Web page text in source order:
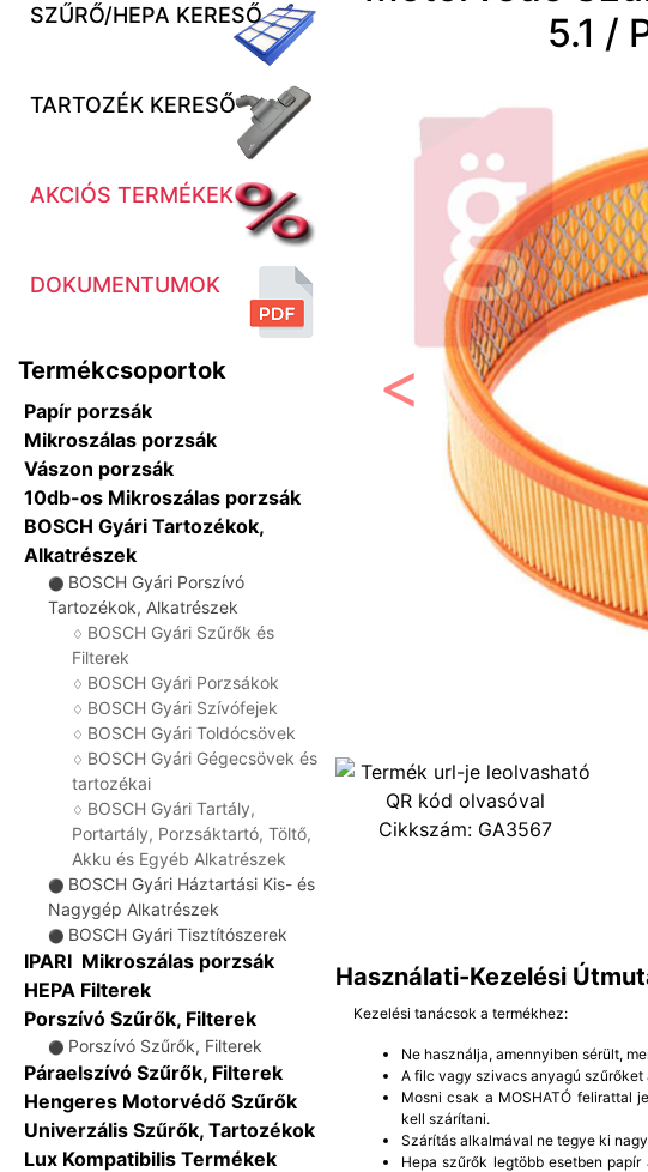
SZŰRŐ/HEPA KERESŐ
TARTOZÉK KERESŐ
AKCIÓS TERMÉKEK
DOKUMENTUMOK
Termékcsoportok
Papír porzsák
Mikroszálas porzsák
Vászon porzsák
10db-os Mikroszálas porzsák
BOSCH Gyári Tartozékok,
Alkatrészek
⚫ BOSCH Gyári Porszívó
Tartozékok, Alkatrészek
♢ BOSCH Gyári Szűrők és
Filterek
♢ BOSCH Gyári Porzsákok
♢ BOSCH Gyári Szívófejek
♢ BOSCH Gyári Toldócsövek
♢ BOSCH Gyári Gégecsövek és
tartozékai
♢ BOSCH Gyári Tartály,
Portartály, Porzsáktartó, Töltő,
Akku és Egyéb Alkatrészek
⚫ BOSCH Gyári Háztartási Kis- és
Nagygép Alkatrészek
⚫ BOSCH Gyári Tisztítószerek
IPARI Mikroszálas porzsák
HEPA Filterek
Porszívó Szűrők, Filterek
⚫ Porszívó Szűrők, Filterek
Páraelszívó Szűrők, Filterek
Hengeres Motorvédő Szűrők
Univerzális Szűrők, Tartozékok
Lux Kompatibilis Termékek
5.1 /
Előző
Cikkszám: GA3567
Használati-Kezelési
Kezelési tanácsok a termékhez:
Ne használja, amennyiben sérült,
A filc vagy szivacs anyagú
Mosni csak a MOSHATÓ felirattal
kell szárítani.
Szárítás alkalmával ne tegye ki
Hepa szűrők legtöbb esetben